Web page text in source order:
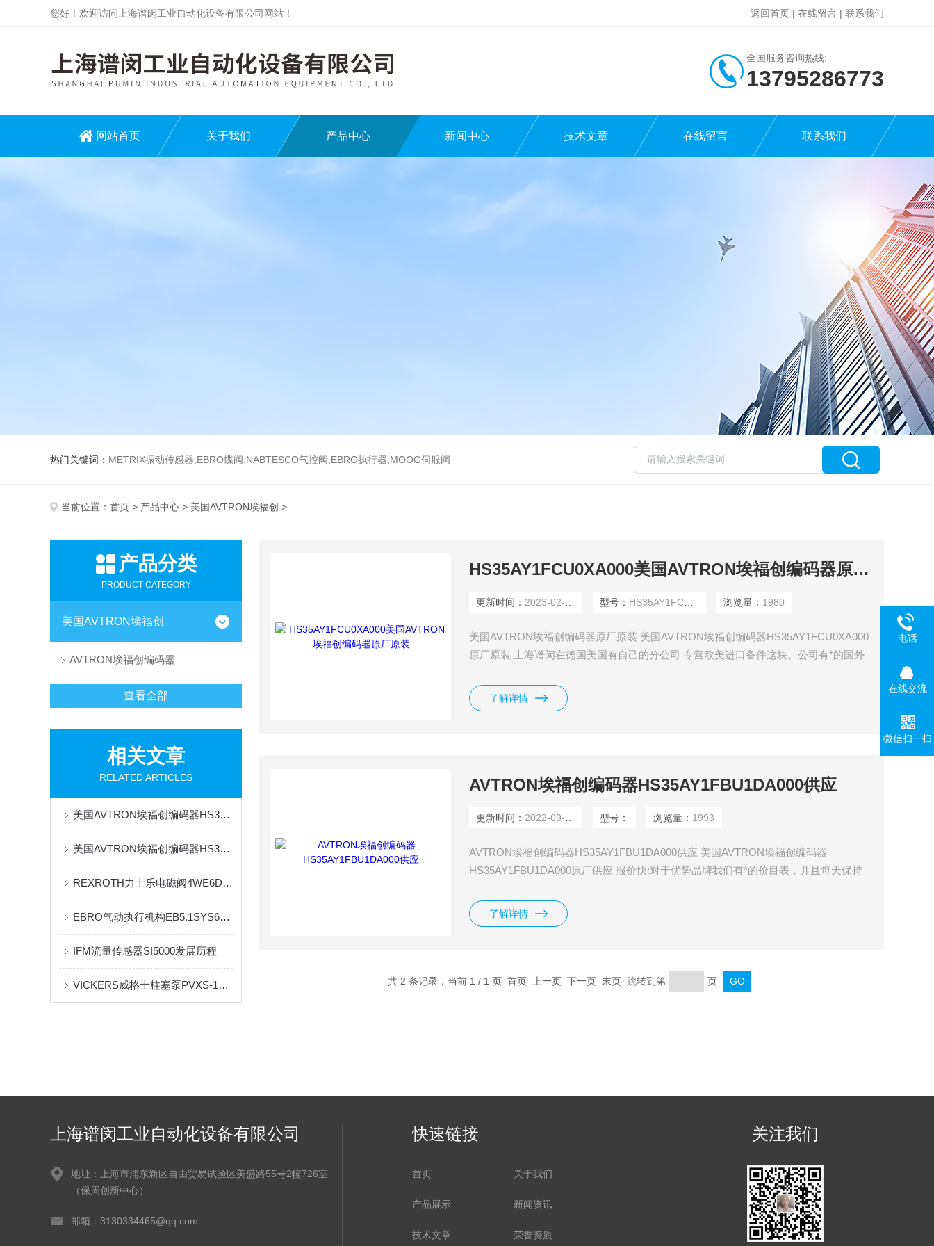
您好！欢迎访问上海谱闵工业自动化设备有限公司网站！ 返回首页 | 在线留言 | 联系我们
全国服务咨询热线:
13795286773
网站首页 关于我们 产品中心 新闻中心 技术文章 在线留言 联系我们
热门关键词： METRIX振动传感器,EBRO蝶阀,NABTESCO气控阀,EBRO执行器,MOOG伺服阀
当前位置： 首页 > 产品中心 > 美国AVTRON埃福创 >
产品分类
PRODUCT CATEGORY
美国AVTRON埃福创
AVTRON埃福创编码器
查看全部
相关文章
RELATED ARTICLES
美国AVTRON埃福创编码器HS35AY1FCU0XA000应用领域
美国AVTRON埃福创编码器HS35AY1FBU1DA000特点
REXROTH力士乐电磁阀4WE6D6X/EG24N9K4原厂总发货资料
EBRO气动执行机构EB5.1SYS60工作原理
IFM流量传感器SI5000发展历程
VICKERS威格士柱塞泵PVXS-130-M-R-DF-0000欧美全新系列
HS35AY1FCU0XA000美国AVTRON埃福创编码器原厂原装
更新时间： 2023-02-16 型号： HS35AY1FCU0XA000 浏览量： 1980
美国AVTRON埃福创编码器原厂原装 美国AVTRON埃福创编码器HS35AY1FCU0XA000
原厂原装 上海谱闵在德国美国有自己的分公司 专营欧美进口备件这块。公司有*的国外
供货商电话沟通，为您提供快捷及时的报价。 价格优: 我们直接从现货拿报价，避开许
多中间环节，许多现货给我们提供固定折扣，确保我们给
了解详情
AVTRON埃福创编码器HS35AY1FBU1DA000供应
更新时间： 2022-09-21 型号： 浏览量： 1993
AVTRON埃福创编码器HS35AY1FBU1DA000供应 美国AVTRON埃福创编码器
HS35AY1FBU1DA000原厂供应 报价快:对于优势品牌我们有*的价目表，并且每天保持
直接的业务关系，使我们可以采购到由于保护而不能报价的品牌。
了解详情
共 2 条记录，当前 1 / 1 页 首页 上一页 下一页 末页 跳转到第 页
上海谱闵工业自动化设备有限公司
地址：上海市浦东新区自由贸易试验区美盛路55号2幢726室
（保周创新中心）
邮箱：3130334465@qq.com
快速链接
首页 关于我们
产品展示 新闻资讯
技术文章 荣誉资质
关注我们
电话
在线交流
微信扫一扫